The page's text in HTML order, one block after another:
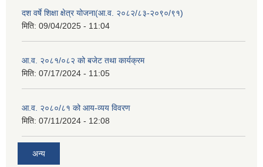
दश वर्षे शिक्षा क्षेत्र योजना(आ.व. २०८२/८३-२०९०/९१)
मिति: 09/04/2025 - 11:04
आ.व. २०८१/०८२ को बजेट तथा कार्यक्रम
मिति: 07/17/2024 - 11:05
आ.व. २०८०/८१ को आय-व्यय विवरण
मिति: 07/11/2024 - 12:08
अन्य